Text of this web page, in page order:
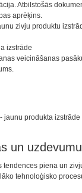
Atbilstošās
aprēķins.
zivju produktu
izstrāde
veicināšanas
jaunu produkta
un
piena un
tehnoloģisko